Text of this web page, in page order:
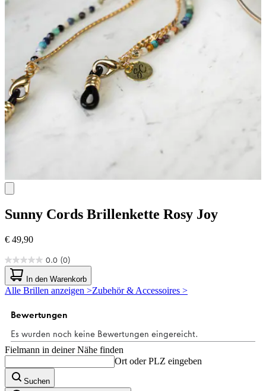
Sunny Cords Brillenkette Rosy Joy
€ 49,90
0.0 (0)
0.0
von
5
Sternen.
In den Warenkorb
Alle Brillen anzeigen >Zubehör & Accessoires >
Fielmann in deiner Nähe finden
Ort oder PLZ eingeben
Suchen